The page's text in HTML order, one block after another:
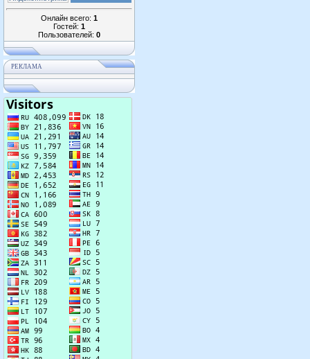
Онлайн всего: 1
Гостей: 1
Пользователей: 0
РЕКЛАМА